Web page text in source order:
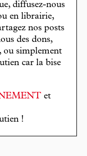
diffusez-nous
en librairie,
nos posts
des dons,
ou simplement
car la bise
et
!